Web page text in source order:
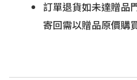
訂單退貨如未達贈品
寄回需以贈品原價購